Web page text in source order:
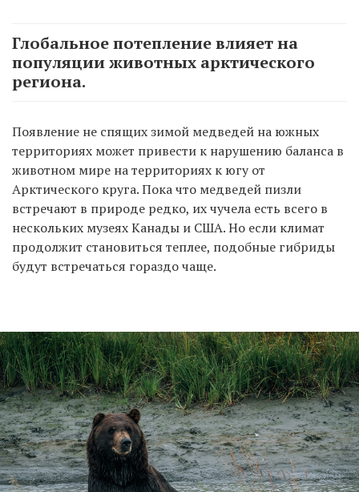
Глобальное потепление влияет на
популяции животных арктического
региона.
Появление не спящих зимой медведей на южных
территориях может привести к нарушению баланса в
животном мире на территориях к югу от
Арктического круга. Пока что медведей пизли
встречают в природе редко, их чучела есть всего в
нескольких музеях Канады и США. Но если климат
продолжит становиться теплее, подобные гибриды
будут встречаться гораздо чаще.